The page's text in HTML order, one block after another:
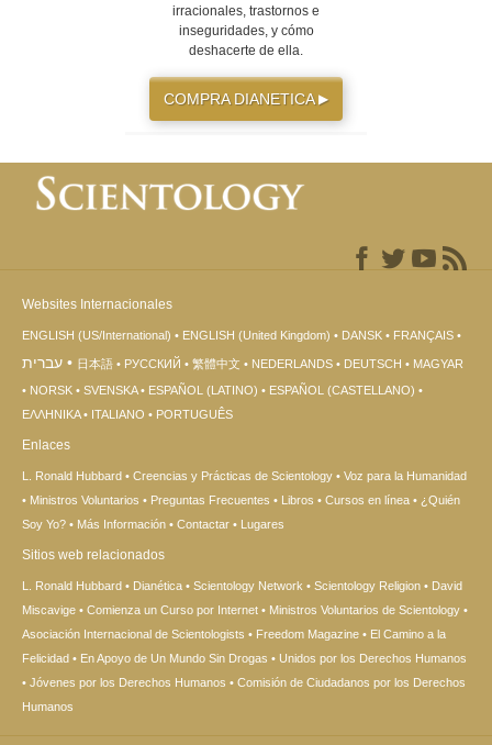
irracionales, trastornos e
inseguridades, y cómo
deshacerte de ella.
COMPRA DIANETICA▶
Websites Internacionales
ENGLISH (US/International) ENGLISH (United Kingdom) DANSK FRANÇAIS
עברית 日本語 РУССКИЙ 繁體中文 NEDERLANDS DEUTSCH
MAGYAR
NORSK
SVENSKA ESPAÑOL (LATINO)
ESPAÑOL (CASTELLANO)
ΕΛΛΗΝΙΚA
ITALIANO PORTUGUÊS
Enlaces
L. Ronald Hubbard Creencias y Prácticas de Scientology
Voz para la Humanidad
Ministros Voluntarios
Preguntas Frecuentes Libros Cursos en línea
¿Quién
Soy Yo?
Más Información Contactar Lugares
Sitios web relacionados
L. Ronald Hubbard Dianética Scientology Network Scientology Religion
David
Miscavige
Comienza un Curso por Internet
Ministros Voluntarios de Scientology
Asociación Internacional de Scientologists
Freedom Magazine
El Camino a la
Felicidad
En Apoyo de Un Mundo Sin Drogas
Unidos por los Derechos Humanos
Jóvenes por los Derechos Humanos
Comisión de Ciudadanos por los Derechos
Humanos